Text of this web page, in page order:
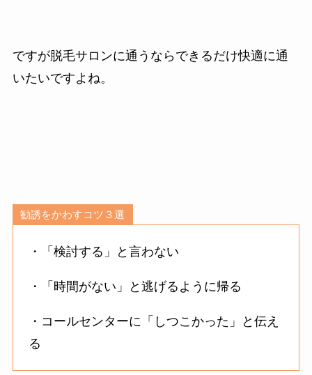
ですが脱毛サロンに通うならできるだけ快適に通
いたいですよね。
勧誘をかわすコツ３選
・「検討する」と言わない
・「時間がない」と逃げるように帰る
・コールセンターに「しつこかった」と伝え
る